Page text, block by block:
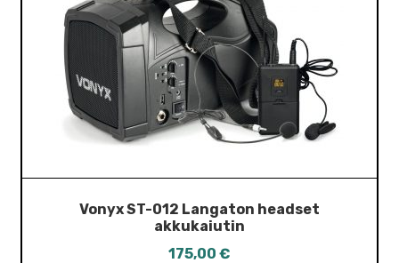
Vonyx ST-012 Langaton headset
akkukaiutin
175,00 €